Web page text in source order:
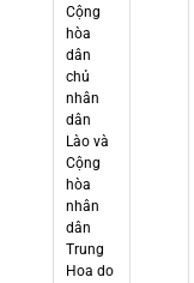
Cộng
hòa
dân
chủ
nhân
dân
Lào và
Cộng
hòa
nhân
dân
Trung
Hoa do